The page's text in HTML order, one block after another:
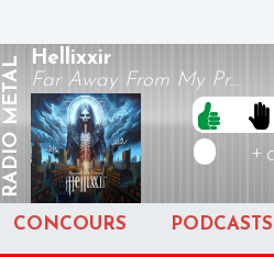
RADIO
METAL Hellixxir
Far Away From My Pr...
+
CONCOURS PODCASTS